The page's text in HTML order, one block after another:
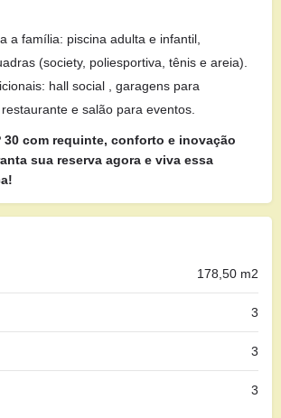
a família: piscina adulta e infantil,
(society, poliesportiva, tênis e areia).
hall social , garagens para
e salão para eventos.
30 com requinte, conforto e inovação
sua reserva agora e viva essa
178,50 m2
3
3
3